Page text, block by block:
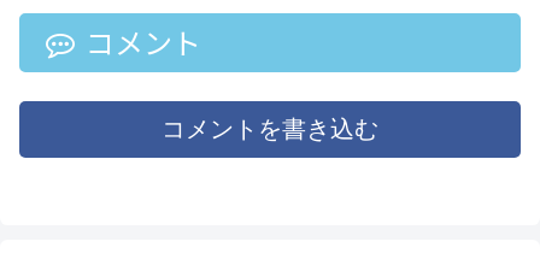
コメント
コメントを書き込む